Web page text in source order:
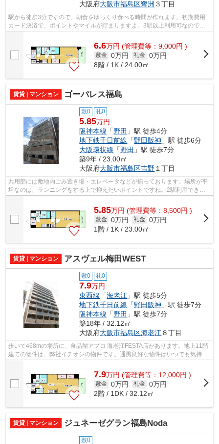
大阪府大阪市福島区鷺洲 ３丁目
駅から徒歩3分ですので、朝食をゆっくり食べる時間が作れます。初期費用
カード決済で、ポイントやマイルが貯まりますよ。3駅以上利用可なので、
6.6万円 (管理費等：9,000円 )
敷金 0万円 礼金 0万円
8階 / 1K / 24.00㎡
賃貸 | マンション ゴーパレス福島
敷0 礼0
5.85万円
阪神本線 「野田 」駅 徒歩4分
地下鉄千日前線 「野田阪神 」駅 徒歩6分
大阪環状線 「野田 」駅 徒歩7分
築9年 / 23.00㎡
大阪府大阪市福島区吉野１丁目
共用部には敷地内ごみ置き場・エレベータなどが揃っております。場所が平
坦なのは、ランニングをする上で抑えたいポイントですね。2駅利用できる
5.85万円 (管理費等：8,500円 )
敷金 0万円 礼金 0万円
1階 / 1K / 23.00㎡
賃貸 | マンション アスヴェル梅田WEST
敷0 礼0
7.9万円
東西線 「海老江 」駅 徒歩5分
地下鉄千日前線 「野田阪神 」駅 徒歩7分
阪神本線 「野田 」駅 徒歩7分
築18年 / 32.12㎡
大阪府大阪市福島区海老江 ８丁目
歩いて468mの場所に、食品館アプロ 海老江FESTA店があります。地上11階
建ての物件は、弊社イチオシの物件です。通風良好な物件はいつでも気持ち
7.9万円 (管理費等：12,000円 )
敷金 0万円 礼金 0万円
2階 / 1DK / 32.12㎡
賃貸 | マンション ジュネーゼグラン福島Noda
敷0